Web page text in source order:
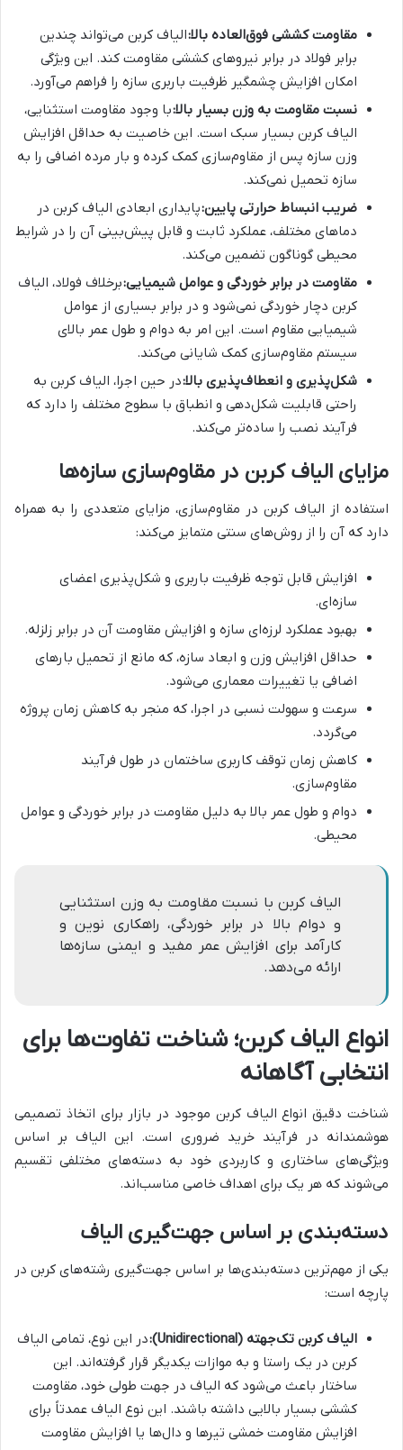
مقاومت کششی فوق‌العاده بالا:الیاف کربن می‌تواند چندین
برابر فولاد در برابر نیروهای کششی مقاومت کند. این ویژگی
امکان افزایش چشمگیر ظرفیت باربری سازه را فراهم می‌آورد.
نسبت مقاومت به وزن بسیار بالا:با وجود مقاومت استثنایی،
الیاف کربن بسیار سبک است. این خاصیت به حداقل افزایش
وزن سازه پس از مقاوم‌سازی کمک کرده و بار مرده اضافی را به
سازه تحمیل نمی‌کند.
ضریب انبساط حرارتی پایین:پایداری ابعادی الیاف کربن در
دماهای مختلف، عملکرد ثابت و قابل پیش‌بینی آن را در شرایط
محیطی گوناگون تضمین می‌کند.
مقاومت در برابر خوردگی و عوامل شیمیایی:برخلاف فولاد، الیاف
کربن دچار خوردگی نمی‌شود و در برابر بسیاری از عوامل
شیمیایی مقاوم است. این امر به دوام و طول عمر بالای
سیستم مقاوم‌سازی کمک شایانی می‌کند.
شکل‌پذیری و انعطاف‌پذیری بالا:در حین اجرا، الیاف کربن به
راحتی قابلیت شکل‌دهی و انطباق با سطوح مختلف را دارد که
فرآیند نصب را ساده‌تر می‌کند.
مزایای الیاف کربن در مقاوم‌سازی سازه‌ها
استفاده از الیاف کربن در مقاوم‌سازی، مزایای متعددی را به همراه
دارد که آن را از روش‌های سنتی متمایز می‌کند:
افزایش قابل توجه ظرفیت باربری و شکل‌پذیری اعضای
سازه‌ای.
بهبود عملکرد لرزه‌ای سازه و افزایش مقاومت آن در برابر زلزله.
حداقل افزایش وزن و ابعاد سازه، که مانع از تحمیل بارهای
اضافی یا تغییرات معماری می‌شود.
سرعت و سهولت نسبی در اجرا، که منجر به کاهش زمان پروژه
می‌گردد.
کاهش زمان توقف کاربری ساختمان در طول فرآیند
مقاوم‌سازی.
دوام و طول عمر بالا به دلیل مقاومت در برابر خوردگی و عوامل
محیطی.
الیاف کربن با نسبت مقاومت به وزن استثنایی
و دوام بالا در برابر خوردگی، راهکاری نوین و
کارآمد برای افزایش عمر مفید و ایمنی سازه‌ها
ارائه می‌دهد.
انواع الیاف کربن؛ شناخت تفاوت‌ها برای
انتخابی آگاهانه
شناخت دقیق انواع الیاف کربن موجود در بازار برای اتخاذ تصمیمی
هوشمندانه در فرآیند خرید ضروری است. این الیاف بر اساس
ویژگی‌های ساختاری و کاربردی خود به دسته‌های مختلفی تقسیم
می‌شوند که هر یک برای اهداف خاصی مناسب‌اند.
دسته‌بندی بر اساس جهت‌گیری الیاف
یکی از مهم‌ترین دسته‌بندی‌ها بر اساس جهت‌گیری رشته‌های کربن در
پارچه است:
الیاف کربن تک‌جهته (Unidirectional):
در این نوع، تمامی الیاف
کربن در یک راستا و به موازات یکدیگر قرار گرفته‌اند. این
ساختار باعث می‌شود که الیاف در جهت طولی خود، مقاومت
کششی بسیار بالایی داشته باشند. این نوع الیاف عمدتاً برای
افزایش مقاومت خمشی تیرها و دال‌ها یا افزایش مقاومت